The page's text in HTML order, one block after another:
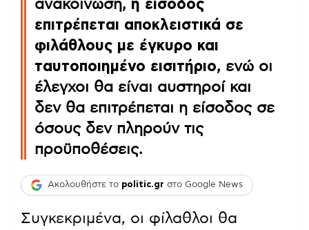
ανακοίνωση, η είσοδος
επιτρέπεται αποκλειστικά σε
φιλάθλους με έγκυρο και
ταυτοποιημένο εισιτήριο, ενώ οι
έλεγχοι θα είναι αυστηροί και
δεν θα επιτρέπεται η είσοδος σε
όσους δεν πληρούν τις
προϋποθέσεις.
Ακολουθήστε το politic.gr στο Google News
Συγκεκριμένα, οι φίλαθλοι θα